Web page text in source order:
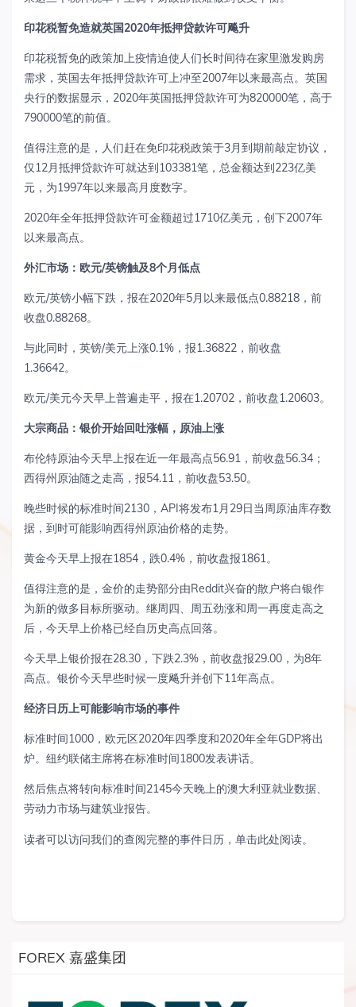
印花税暂免造就英国2020年抵押贷款许可飚升
印花税暂免的政策加上疫情迫使人们长时间待在家里激发购房
需求，英国去年抵押贷款许可上冲至2007年以来最高点。英国
央行的数据显示，2020年英国抵押贷款许可为820000笔，高于
790000笔的前值。
值得注意的是，人们赶在免印花税政策于3月到期前敲定协议，
仅12月抵押贷款许可就达到103381笔，总金额达到223亿美
元，为1997年以来最高月度数字。
2020年全年抵押贷款许可金额超过1710亿美元，创下2007年
以来最高点。
外汇市场：欧元/英镑触及8个月低点
欧元/英镑小幅下跌，报在2020年5月以来最低点0.88218，前
收盘0.88268。
与此同时，英镑/美元上涨0.1%，报1.36822，前收盘
1.36642。
欧元/美元今天早上普遍走平，报在1.20702，前收盘1.20603。
大宗商品：银价开始回吐涨幅，原油上涨
布伦特原油今天早上报在近一年最高点56.91，前收盘56.34；
西得州原油随之走高，报54.11，前收盘53.50。
晚些时候的标准时间2130，API将发布1月29日当周原油库存数
据，到时可能影响西得州原油价格的走势。
黄金今天早上报在1854，跌0.4%，前收盘报1861。
值得注意的是，金价的走势部分由Reddit兴奋的散户将白银作
为新的做多目标所驱动。继周四、周五劲涨和周一再度走高之
后，今天早上价格已经自历史高点回落。
今天早上银价报在28.30，下跌2.3%，前收盘报29.00，为8年
高点。银价今天早些时候一度飚升并创下11年高点。
经济日历上可能影响市场的事件
标准时间1000，欧元区2020年四季度和2020年全年GDP将出
炉。纽约联储主席将在标准时间1800发表讲话。
然后焦点将转向标准时间2145今天晚上的澳大利亚就业数据、
劳动力市场与建筑业报告。
读者可以访问我们的查阅完整的事件日历，单击此处阅读。
FOREX 嘉盛集团